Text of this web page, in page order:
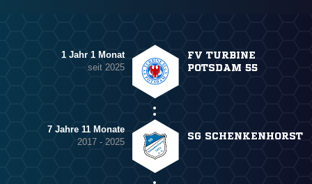
1 Jahr 1 Monat
seit 2025
FV TURBINE
POTSDAM 55
7 Jahre 11 Monate
2017 - 2025
SG SCHENKENHORST